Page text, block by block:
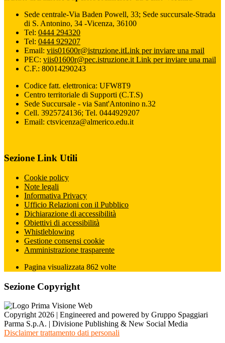
Sede centrale-Via Baden Powell, 33; Sede succursale-Strada
di S. Antonino, 34 -Vicenza, 36100
Tel: 0444 294320
Tel: 0444 929207
Email: viis01600r@istruzione.itLink per inviare una mail
PEC: viis01600r@pec.istruzione.it Link per inviare una mail
C.F.: 80014290243
Codice fatt. elettronica: UFW8T9
Centro territoriale di Supporti (C.T.S)
Sede Succursale - via Sant'Antonino n.32
Cell. 3925724136; Tel. 0444929207
Email: ctsvicenza@almerico.edu.it
Sezione Link Utili
Cookie policy
Note legali
Informativa Privacy
Ufficio Relazioni con il Pubblico
Dichiarazione di accessibilità
Obiettivi di accessibilità
Whistleblowing
Gestione consensi cookie
Amministrazione trasparente
Pagina visualizzata 862 volte
Sezione Copyright
Copyright 2026 | Engineered and powered by Gruppo Spaggiari
Parma S.p.A. | Divisione Publishing & New Social Media
Disclaimer trattamento dati personali